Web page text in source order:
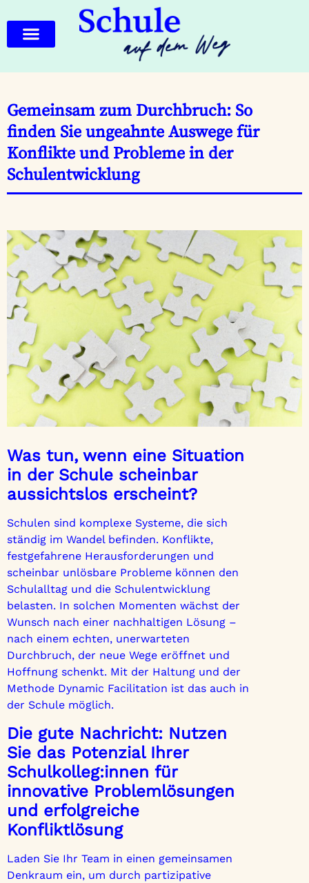
Gemeinsam zum Durchbruch: So
finden Sie ungeahnte Auswege für
Konflikte und Probleme in der
Schulentwicklung
Was tun, wenn eine Situation
in der Schule scheinbar
aussichtslos erscheint?
Schulen sind komplexe Systeme, die sich
ständig im Wandel befinden. Konflikte,
festgefahrene Herausforderungen und
scheinbar unlösbare Probleme können den
Schulalltag und die Schulentwicklung
belasten. In solchen Momenten wächst der
Wunsch nach einer nachhaltigen Lösung –
nach einem echten, unerwarteten
Durchbruch, der neue Wege eröffnet und
Hoffnung schenkt. Mit der Haltung und der
Methode Dynamic Facilitation ist das auch in
der Schule möglich.
Die gute Nachricht: Nutzen
Sie das Potenzial Ihrer
Schulkolleg:innen für
innovative Problemlösungen
und erfolgreiche
Konfliktlösung
Laden Sie Ihr Team in einen gemeinsamen
Denkraum ein, um durch partizipative